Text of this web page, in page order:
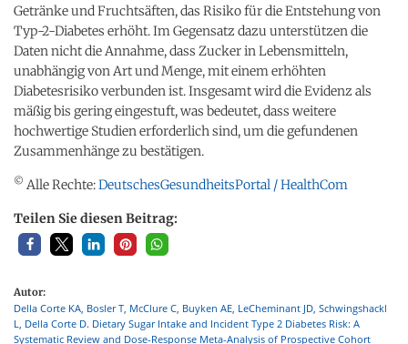
Getränke und Fruchtsäften, das Risiko für die Entstehung von
Typ-2-Diabetes erhöht. Im Gegensatz dazu unterstützen die
Daten nicht die Annahme, dass Zucker in Lebensmitteln,
unabhängig von Art und Menge, mit einem erhöhten
Diabetesrisiko verbunden ist. Insgesamt wird die Evidenz als
mäßig bis gering eingestuft, was bedeutet, dass weitere
hochwertige Studien erforderlich sind, um die gefundenen
Zusammenhänge zu bestätigen.
© Alle Rechte:DeutschesGesundheitsPortal / HealthCom
Teilen Sie diesen Beitrag:
Autor:
Della Corte KA, Bosler T, McClure C, Buyken AE, LeCheminant JD, Schwingshackl
L, Della Corte D. Dietary Sugar Intake and Incident Type 2 Diabetes Risk: A
Systematic Review and Dose-Response Meta-Analysis of Prospective Cohort